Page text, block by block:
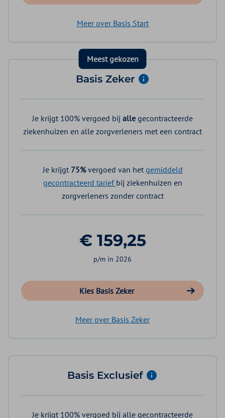
Meer over Basis Start
Meest gekozen
Basis Zeker
Je krijgt 100% vergoed bij alle gecontracteerde
ziekenhuizen en alle zorgverleners met een contract
Je krijgt 75%vergoed van het gemiddeld
gecontracteerd tarief bij ziekenhuizen en
zorgverleners zonder contract
€ 159,25
p/m in 2026
Kies Basis Zeker
Meer over Basis Zeker
Basis Exclusief
Je krijgt 100% vergoed bij alle gecontracteerde